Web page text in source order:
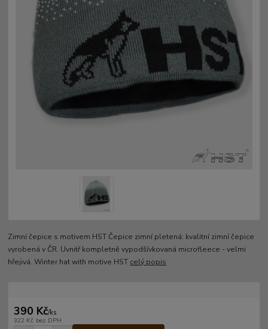
Zimní čepice s motivem HST Čepice zimní pletená: kvalitní zimní čepice
vyrobená v ČR. Uvnitř kompletně vypodšívkovaná microfleece - velmi
hřejivá. Winter hat with motive HST celý popis
390 Kč/ks
322 Kč bez DPH